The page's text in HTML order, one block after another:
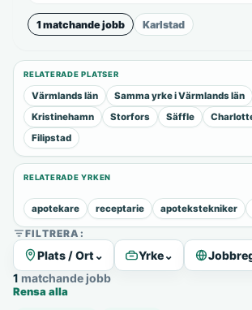
1 matchande jobb Karlstad
RELATERADE PLATSER
Värmlands län Samma yrke i Värmlands län
Kristinehamn
Storfors Säffle
Filipstad
RELATERADE YRKEN
apotekare receptarie apotekstekniker
FILTRERA:
Plats / Ort ⌄ Yrke⌄
1 matchande jobb
Rensa alla